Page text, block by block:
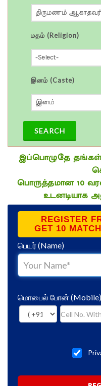
மதம் (Religion)
இனம் (Caste)
SEARCH
இப்பொழுதே
பொருத்தமான 10
உடனடியாக
REGISTER
GET 10
பெயர்(Name)
மொபைல் போன் (Mobile)